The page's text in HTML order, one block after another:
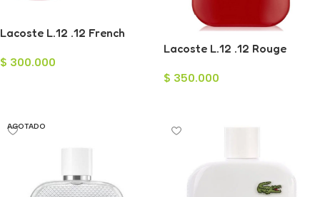
Lacoste L.12 .12 French
para Mujer 90ml
$ 300.000
Lacoste L.12 .12 Rouge
para Hombre 100ml
$ 350.000
AGOTADO